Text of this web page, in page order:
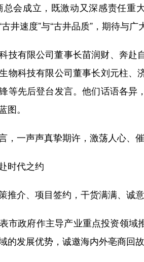
会成立，既激动又深感责任重
井速度”与“古井品质”，期待与
有限公司董事长苗润财、奔赴
物科技有限公司董事长刘元柱
等先后登台发言。他们话语各
图。
一声声真挚期许，激荡人心、催
代之约
介、项目签约，干货满满、诚意
政府作主导产业重点投资领域
的发展优势，诚邀海内外亳商回